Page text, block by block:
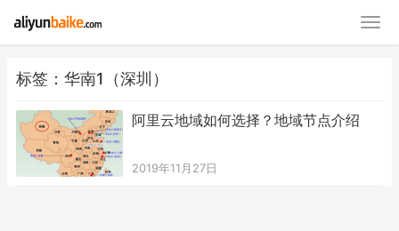
标签：华南1（深圳）
阿里云地域如何选择？地域节点介绍
2019年11月27日